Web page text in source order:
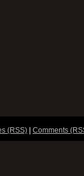
(RSS) Comments